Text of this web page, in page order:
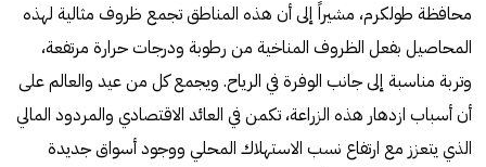
محافظة طولكرم، مشيراً إلى أن هذه المناطق تجمع ظروف مثالية لهذه
المحاصيل بفعل الظروف المناخية من رطوبة ودرجات حرارة مرتفعة،
وتربة مناسبة إلى جانب الوفرة في الرياح. ويجمع كل من عيد والعالم على
أن أسباب ازدهار هذه الزراعة، تكمن في العائد الاقتصادي والمردود المالي
الذي يتعزز مع ارتفاع نسب الاستهلاك المحلي ووجود أسواق جديدة